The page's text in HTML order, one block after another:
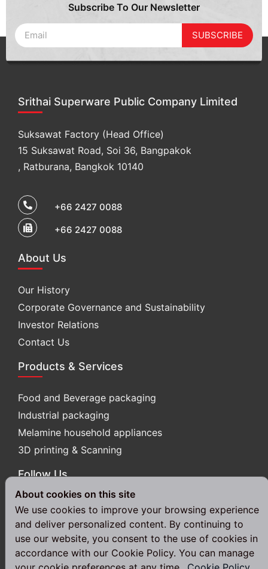
Subscribe To Our Newsletter
SUBSCRIBE
Srithai Superware Public Company Limited
Suksawat Factory (Head Office)
15 Suksawat Road, Soi 36, Bangpakok
, Ratburana, Bangkok 10140
+66 2427 0088
+66 2427 0088
About Us
Our History
Corporate Governance and Sustainability
Investor Relations
Contact Us
Products & Services
Food and Beverage packaging
Industrial packaging
Melamine household appliances
3D printing & Scanning
Follow Us
© 2024 Srithai Superware Public Company Limited. All Rights
About cookies on this site
We use cookies to improve your browsing experience
and deliver personalized content. By continuing to
use our website, you consent to the use of cookies in
accordance with our Cookie Policy. You can manage